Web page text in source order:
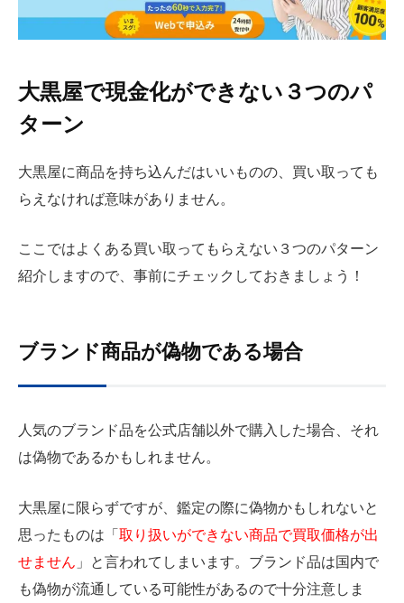
大黒屋で現金化ができない３つのパ
ターン
大黒屋に商品を持ち込んだはいいものの、買い取っても
らえなければ意味がありません。
ここではよくある買い取ってもらえない３つのパターン
紹介しますので、事前にチェックしておきましょう！
ブランド商品が偽物である場合
人気のブランド品を公式店舗以外で購入した場合、それ
は偽物であるかもしれません。
大黒屋に限らずですが、鑑定の際に偽物かもしれないと
思ったものは「 取り扱いができない商品で買取価格が出
せません 」と言われてしまいます。ブランド品は国内で
も偽物が流通している可能性があるので十分注意しま